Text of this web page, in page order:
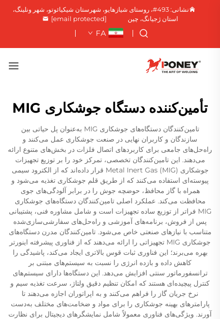
نشانی: 493#، روستای شیازهایو، شهرستان شیکیائوتو، شهر ونلینگ،
استان ژجیانگ، چین
[email protected]
FA
تأمین‌کننده دستگاه جوشکاری MIG
تامین‌کنندگان دستگاه‌های جوشکاری MIG به‌عنوان پل حیاتی بین
سازندگان و کاربران نهایی در صنعت جوشکاری عمل می‌کنند و
راه‌حل‌های جامعی برای کاربردهای اتصال فلزات در بخش‌های متنوع ارائه
می‌دهند. این تامین‌کنندگان تخصصی، تمرکز خود را بر توزیع تجهیزات
جوشکاری Metal Inert Gas (MIG) قرار داده‌اند که از الکترود سیمی
پیوسته‌ای استفاده می‌کنند که از طریق قلم جوشکاری تغذیه می‌شود و
همراه با گاز محافظ، حوضچه جوش را در برابر آلودگی‌های جوی
محافظت می‌کند. عملکرد اصلی تامین‌کنندگان دستگاه‌های جوشکاری
MIG فراتر از توزیع ساده تجهیزات است و شامل مشاوره فنی، پشتیبانی
پس از فروش، برنامه‌های آموزشی و راه‌حل‌های سفارشی‌سازی‌شده
متناسب با نیازهای صنعتی خاص می‌شود. تامین‌کنندگان مدرن دستگاه‌های
جوشکاری MIG تجهیزاتی را ارائه می‌دهند که از فناوری پیشرفته اینورتر
بهره می‌برند؛ این فناوری ثبات قوس بالاتری ایجاد می‌کند، پاشیدگی را
کاهش داده و بازده انرژی را نسبت به سیستم‌های مبتنی بر
ترانسفورماتور سنتی افزایش می‌دهد. این دستگاه‌ها دارای سیستم‌های
کنترل پیچیده‌ای هستند که امکان تنظیم دقیق ولتاژ، سرعت تغذیه سیم و
نرخ جریان گاز را فراهم می‌کنند و به اپراتوران اجازه می‌دهند تا
پارامترهای بهینه جوشکاری را برای مواد و ضخامت‌های مختلف به‌دست
آورند. ویژگی‌های فناوری معمولاً شامل نمایشگرهای دیجیتال برای نظارت